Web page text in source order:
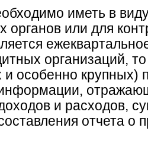
иметь в
органов или для
организаций,
и особенно крупных)
и расходов,
отчета о